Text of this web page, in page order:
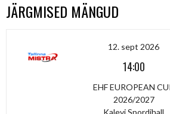
JÄRGMISED MÄNGUD
12. sept 2026
14:00
EHF EUROPEAN
2026/2027